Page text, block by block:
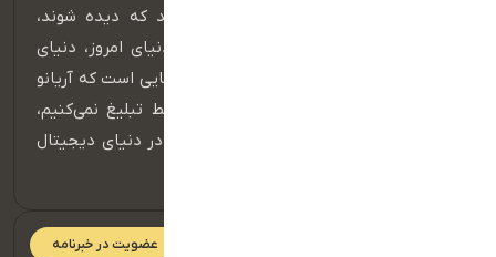
در عصر دیجیتال، برندهایی موفق هستند که دیده شوند،
شنیده شوند و در ذهن مخاطب بمانند. دنیای امروز، دنیای
حضور مؤثر در فضای آنلاین است و اینجا جایی است که آریانو
قدرت واقعی خود را نشان می‌دهد. ما فقط تبلیغ نمی‌کنیم،
بلکه داستان برند شما را می‌سازیم و آن را در دنیای دیجیتال
عضویت در خبرنامه